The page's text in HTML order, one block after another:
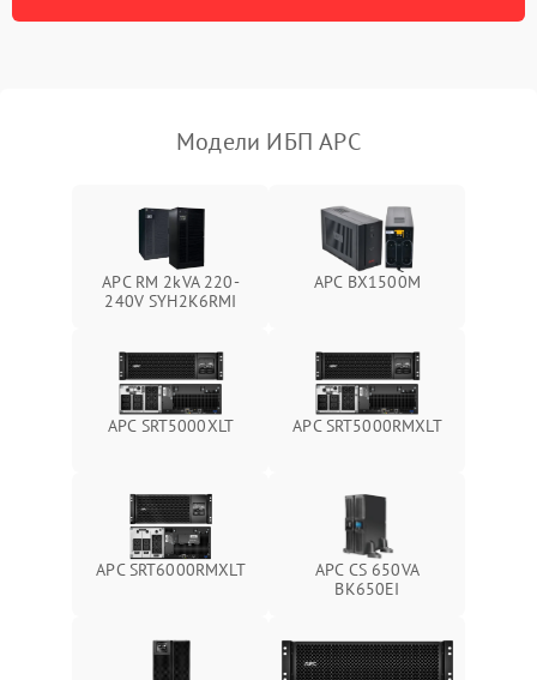
индикаторов
Неисправность системы
стабилизации
Подробнее →
переключения
Неисправность системы
1500 ₽ Подробнее →
Повреждение внутренних
Неисправность системы
Подробнее →
Поломка системы защиты
1000 ₽ Подробнее →
Модели ИБП APC
APC RM 2kVA 220-
240V SYH2K6RMI
APC BX1500M
APC SRT5000XLT APC SRT5000RMXLT
APC SRT6000RMXLT
APC CS 650VA
BK650EI